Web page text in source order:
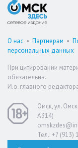
О нас • Партнерам •
персональных данных
При цитировании
обязательна.
И.о. главного
Омск, ул.
А314)
Тел.: +7 (913)